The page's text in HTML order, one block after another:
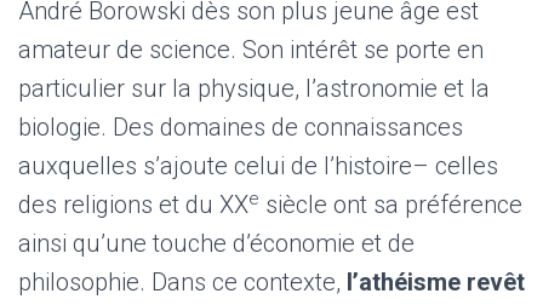
André Borowski dès son plus jeune âge est
amateur de science. Son intérêt se porte en
particulier sur la physique, l’astronomie et la
biologie. Des domaines de connaissances
auxquelles s’ajoute celui de l’histoire– celles
des religions et du XXe siècle ont sa préférence
ainsi qu’une touche d’économie et de
philosophie. Dans ce contexte, l’athéisme revêt